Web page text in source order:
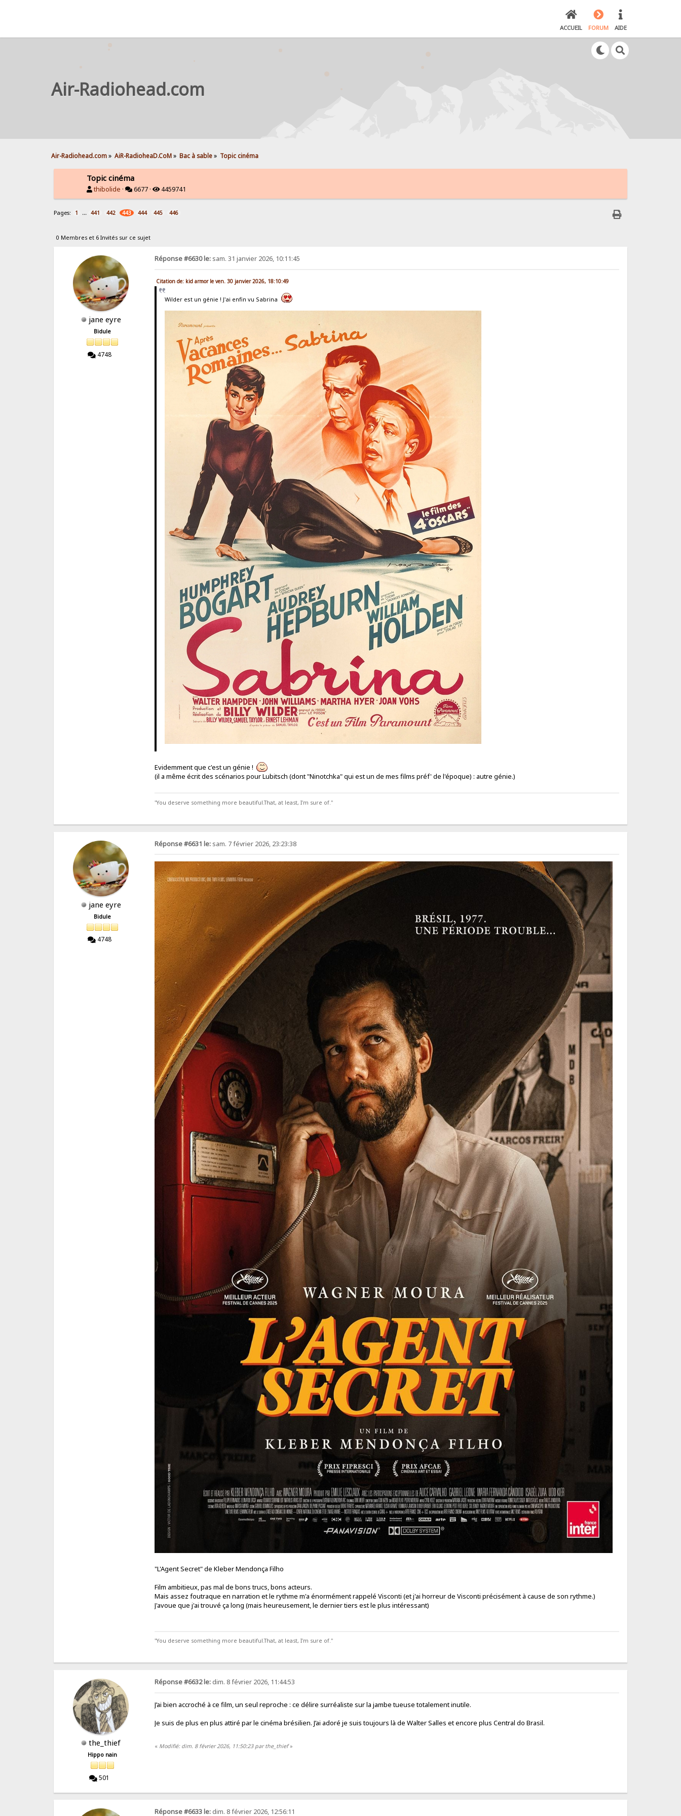
ACCUEIL FORUM AIDE
Air-Radiohead.com
Air-Radiohead.com» AiR-RadioheaD.CoM» Bac à sable» Topic cinéma
Topic cinéma
thibolide · 6677 · 4459741
Pages: 1 ... 441 442 443 444 445 446
0 Membres et 6 Invités sur ce sujet
jane eyre
Bidule
4748
Réponse #6630 le: sam. 31 janvier 2026, 10:11:45
Citation de: kid armor le ven. 30 janvier 2026, 18:10:49
Wilder est un génie ! J'ai enfin vu Sabrina
Evidemment que c'est un génie !
(il a même écrit des scénarios pour Lubitsch (dont "Ninotchka" qui est un de mes films préf' de l'époque) : autre génie.)
"You deserve something more beautiful.That, at least, I'm sure of."
jane eyre
Bidule
4748
Réponse #6631 le: sam. 7 février 2026, 23:23:38
"L'Agent Secret" de Kleber Mendonça Filho
Film ambitieux, pas mal de bons trucs, bons acteurs.
Mais assez foutraque en narration et le rythme m'a énormément rappelé Visconti (et j'ai horreur de Visconti précisément à cause de son rythme.)
J'avoue que j'ai trouvé ça long (mais heureusement, le dernier tiers est le plus intéressant)
"You deserve something more beautiful.That, at least, I'm sure of."
the_thief
Hippo nain
501
Réponse #6632 le: dim. 8 février 2026, 11:44:53
J’ai bien accroché à ce film, un seul reproche : ce délire surréaliste sur la jambe tueuse totalement inutile.
Je suis de plus en plus attiré par le cinéma brésilien. J’ai adoré je suis toujours là de Walter Salles et encore plus Central do Brasil.
« Modifié: dim. 8 février 2026, 11:50:23 par the_thief»
Réponse #6633 le: dim. 8 février 2026, 12:56:11